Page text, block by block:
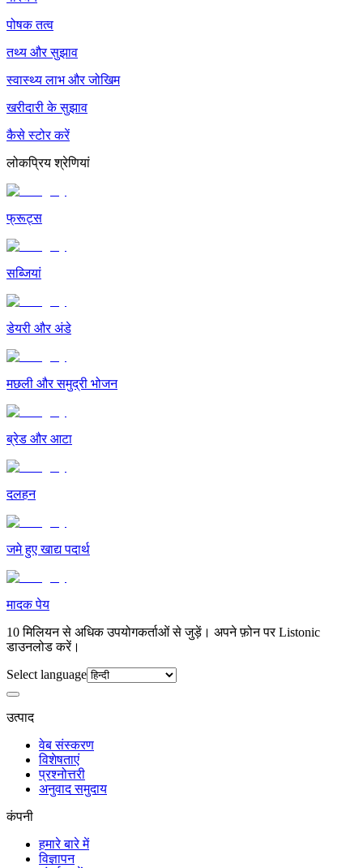
पोषक तत्व
तथ्य और सुझाव
स्वास्थ्य लाभ और जोखिम
खरीदारी के सुझाव
कैसे स्टोर करें
लोकप्रिय श्रेणियां
फ्रूट्स
सब्जियां
डेयरी और अंडे
मछली और समुद्री भोजन
ब्रेड और आटा
दलहन
जमे हुए खाद्य पदार्थ
मादक पेय
10 मिलियन से अधिक उपयोगकर्ताओं से जुड़ें। अपने फ़ोन पर Listonic
डाउनलोड करें।
Select language
उत्पाद
वेब संस्करण
विशेषताएं
प्रश्नोत्तरी
अनुवाद समुदाय
कंपनी
हमारे बारे में
विज्ञापन